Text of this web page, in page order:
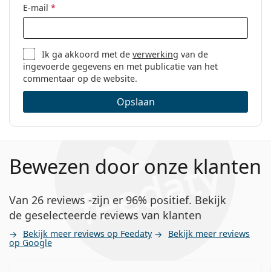
E-mail *
Ik ga akkoord met deverwerking van de
ingevoerde gegevens en met publicatie van het
commentaar op de website.
Opslaan
Bewezen door onze klanten
Van 26 reviews -zijn er 96% positief. Bekijk
de geselecteerde reviews van klanten
Bekijk meer reviews op Feedaty Bekijk meer reviews
op Google